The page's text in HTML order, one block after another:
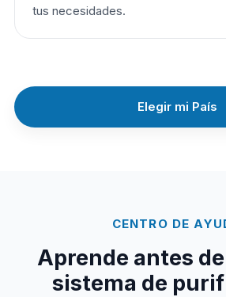
tus necesidades.
Elegir mi País
CENTRO DE
Aprende antes
sistema de